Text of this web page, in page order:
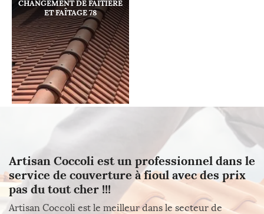
CHANGEMENT DE FAÎTIÈRE
ET FAÎTAGE 78
Artisan Coccoli est un professionnel dans le
service de couverture à fioul avec des prix
pas du tout cher !!!
Artisan Coccoli est le meilleur dans le secteur de